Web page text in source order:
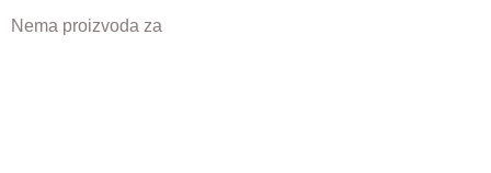
Nema proizvoda za prikaz.